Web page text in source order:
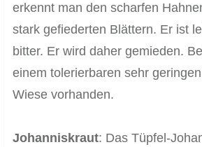
erkennt man den scharfen
stark gefiederten Blättern. Er ist
bitter. Er wird daher gemieden.
einem tolerierbaren sehr
Wiese vorhanden.
Johanniskraut: Das Tüpfel-